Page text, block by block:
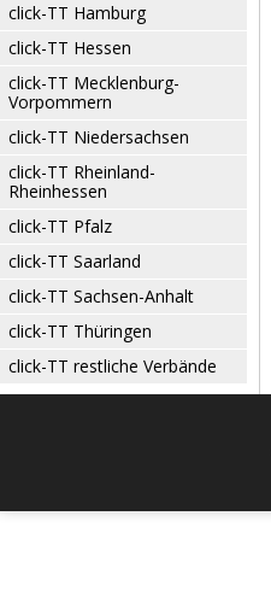
click-TT Hamburg
click-TT Hessen
click-TT Mecklenburg-
Vorpommern
click-TT Niedersachsen
click-TT Rheinland-
Rheinhessen
click-TT Pfalz
click-TT Saarland
click-TT Sachsen-Anhalt
click-TT Thüringen
click-TT restliche Verbände